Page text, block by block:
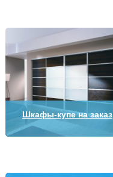
Шкафы-купе на заказ